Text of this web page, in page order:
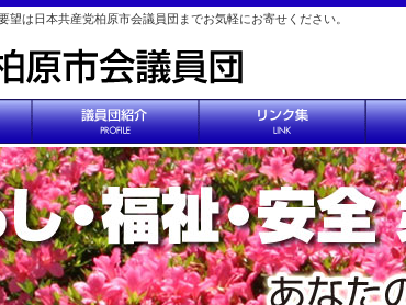
望は日本共産党柏原市会議員団までお気軽にお寄せください。